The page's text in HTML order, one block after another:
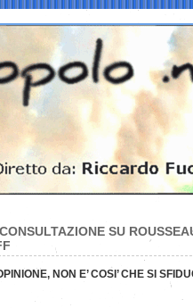
SU
NON E’ COSI’ CHE SI